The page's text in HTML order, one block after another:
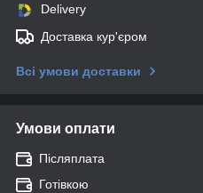
Delivery
Доставка кур'єром
Всі умови доставки
Умови оплати
Післяплата
Готівкою